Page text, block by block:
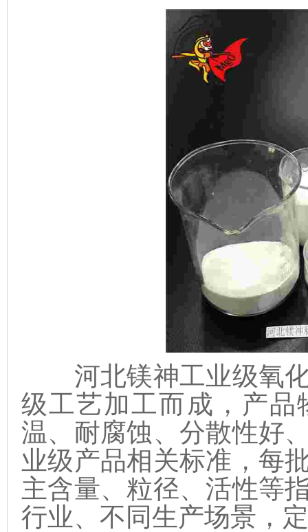
河北镁神工业级氧化
级工艺加工而成，产
温、耐腐蚀、分散性好
业级产品相关标准，每
主含量、粒径、活性等
行业、不同生产场景，